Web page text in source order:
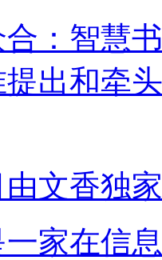
：智慧
出和牵
文香独
家在信